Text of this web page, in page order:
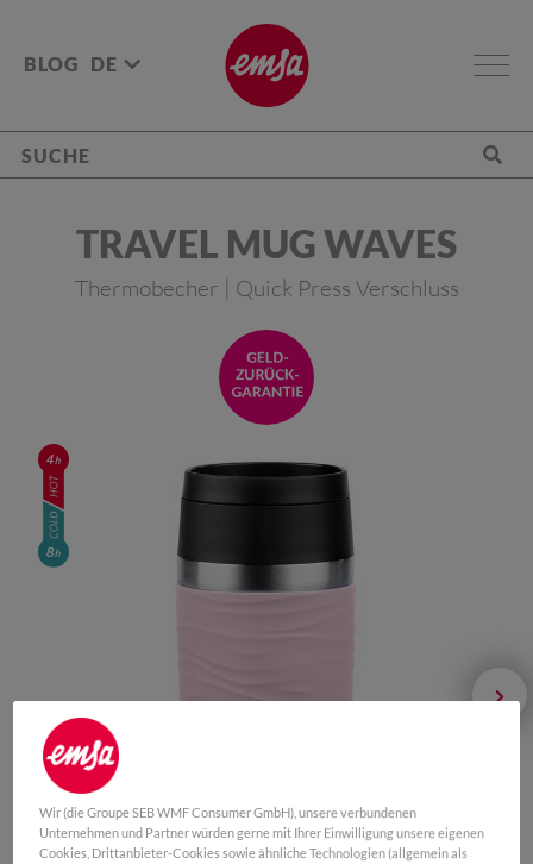
BLOG DE
TRAVEL MUG WAVES
Thermobecher | Quick Press Verschluss
Wir (die Groupe SEB WMF Consumer GmbH), unsere verbundenen
Unternehmen und Partner würden gerne mit Ihrer Einwilligung unsere eigenen
Cookies, Drittanbieter-Cookies sowie ähnliche Technologien (allgemein als